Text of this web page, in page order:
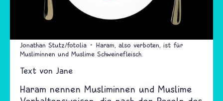
Jonathan Stutz/fotolia
Haram, also verboten, ist für
Musliminnen und Muslime Schweinefleisch.
Text von Jane
Haram nennen Musliminnen und Muslime